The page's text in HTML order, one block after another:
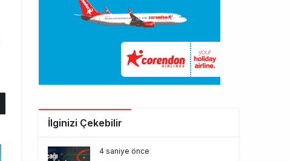
İlginizi Çekebilir
4 saniye önce